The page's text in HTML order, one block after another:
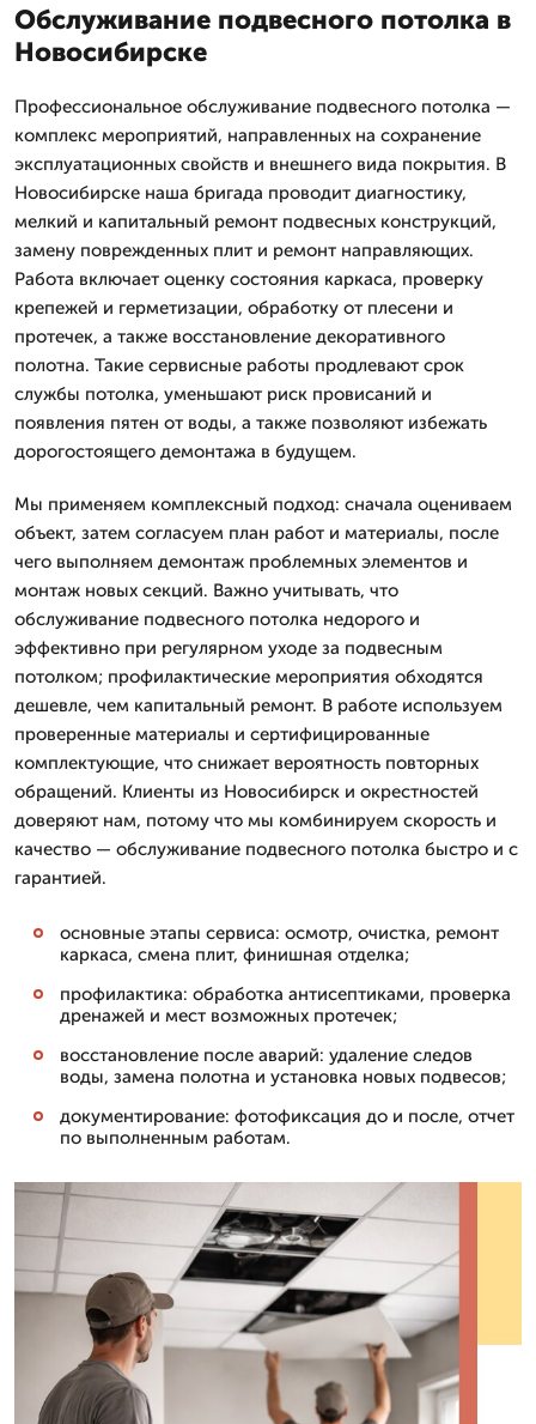
Обслуживание подвесного потолка в
Новосибирске
Профессиональное обслуживание подвесного потолка —
комплекс мероприятий, направленных на сохранение
эксплуатационных свойств и внешнего вида покрытия. В
Новосибирске наша бригада проводит диагностику,
мелкий и капитальный ремонт подвесных конструкций,
замену поврежденных плит и ремонт направляющих.
Работа включает оценку состояния каркаса, проверку
крепежей и герметизации, обработку от плесени и
протечек, а также восстановление декоративного
полотна. Такие сервисные работы продлевают срок
службы потолка, уменьшают риск провисаний и
появления пятен от воды, а также позволяют избежать
дорогостоящего демонтажа в будущем.
Мы применяем комплексный подход: сначала оцениваем
объект, затем согласуем план работ и материалы, после
чего выполняем демонтаж проблемных элементов и
монтаж новых секций. Важно учитывать, что
обслуживание подвесного потолка недорого и
эффективно при регулярном уходе за подвесным
потолком; профилактические мероприятия обходятся
дешевле, чем капитальный ремонт. В работе используем
проверенные материалы и сертифицированные
комплектующие, что снижает вероятность повторных
обращений. Клиенты из Новосибирск и окрестностей
доверяют нам, потому что мы комбинируем скорость и
качество — обслуживание подвесного потолка быстро и с
гарантией.
основные этапы сервиса: осмотр, очистка, ремонт
каркаса, смена плит, финишная отделка;
профилактика: обработка антисептиками, проверка
дренажей и мест возможных протечек;
восстановление после аварий: удаление следов
воды, замена полотна и установка новых подвесов;
документирование: фотофиксация до и после, отчет
по выполненным работам.